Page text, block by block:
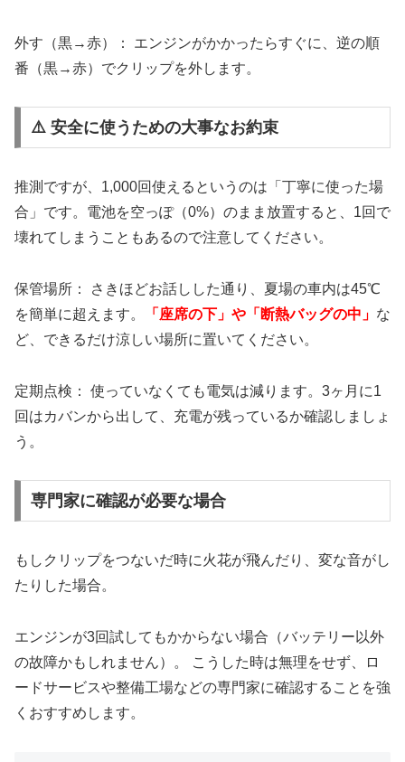
外す（黒→赤）： エンジンがかかったらすぐに、逆の順
番（黒→赤）でクリップを外します。
⚠️ 安全に使うための大事なお約束
推測ですが、1,000回使えるというのは「丁寧に使った場
合」です。電池を空っぽ（0%）のまま放置すると、1回で
壊れてしまうこともあるので注意してください。
保管場所： さきほどお話しした通り、夏場の車内は45℃
を簡単に超えます。
「座席の下」や「断熱バッグの中」 な
ど、できるだけ涼しい場所に置いてください。
定期点検： 使っていなくても電気は減ります。3ヶ月に1
回はカバンから出して、充電が残っているか確認しましょ
う。
専門家に確認が必要な場合
もしクリップをつないだ時に火花が飛んだり、変な音がし
たりした場合。
エンジンが3回試してもかからない場合（バッテリー以外
の故障かもしれません）。 こうした時は無理をせず、ロ
ードサービスや整備工場などの専門家に確認することを強
くおすすめします。